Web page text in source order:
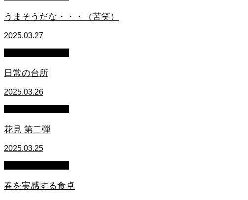
うまそうだな・・・（苦笑）
2025.03.27
日常の台所
2025.03.26
花見 第二弾
2025.03.25
春を実感する食卓